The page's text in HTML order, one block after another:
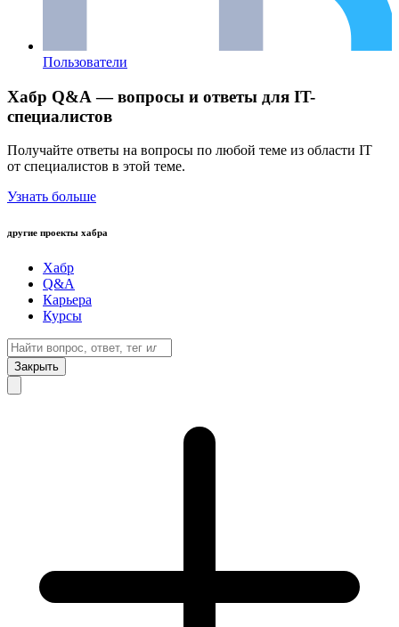
Пользователи
Хабр Q&A — вопросы и ответы для IT-
специалистов
Получайте ответы на вопросы по любой теме из области IT
от специалистов в этой теме.
Узнать больше
другие проекты хабра
Хабр
Q&A
Карьера
Курсы
Закрыть